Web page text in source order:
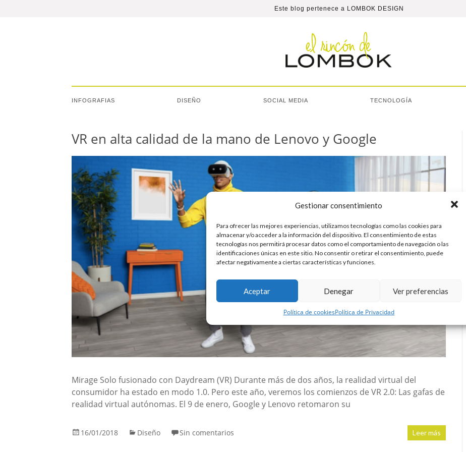
Gestionar consentimiento
Para ofrecer las mejores experiencias, utilizamos tecnologías como las cookies para
almacenar y/o acceder a la información del dispositivo. El consentimiento de estas
tecnologías nos permitirá procesar datos como el comportamiento de navegación o las
identificaciones únicas en este sitio. No consentir o retirar el consentimiento, puede
afectar negativamente a ciertas características y funciones.
Aceptar Denegar Ver preferencias
Política de cookiesPolítica de Privacidad
Este blog pertenece a LOMBOK DESIGN
INFOGRAFIAS DISEÑO SOCIAL MEDIA TECNOLOGÍA
VR en alta calidad de la mano de Lenovo y Google
Mirage Solo fusionado con Daydream (VR) Durante más de dos años, la realidad virtual del
consumidor ha estado en modo 1.0. Pero este año, veremos los comienzos de VR 2.0: Las gafas de
realidad virtual autónomas. El 9 de enero, Google y Lenovo retomaron su
16/01/2018 Diseño Sin comentarios Leer más